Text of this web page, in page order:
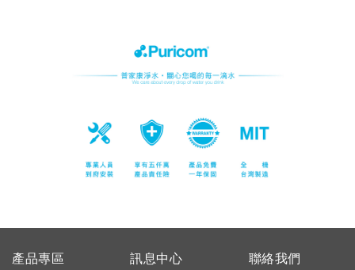
產品專區
訊息中心
聯絡我們